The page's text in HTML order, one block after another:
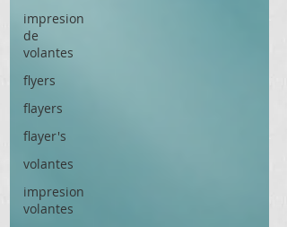
impresion
de
volantes
flyers
flayers
flayer's
volantes
impresion
volantes